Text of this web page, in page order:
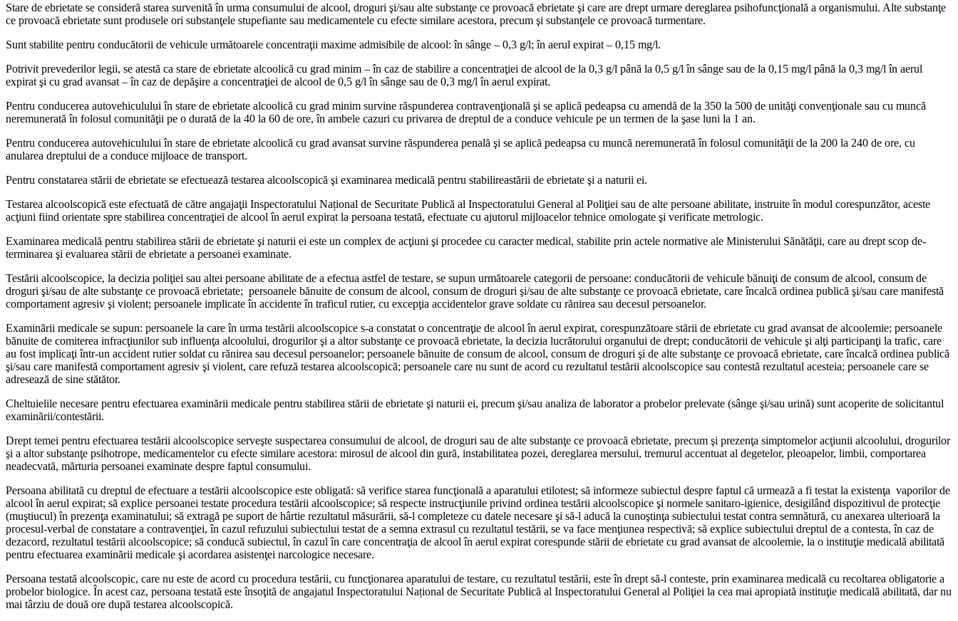
Stare de ebrietate se consi­deră starea survenită în urma consumului de alcool, droguri şi/sau alte substanţe ce pro­voacă ebrietate şi care are drept urmare dereglarea psihofuncţi­onală a organismului. Alte sub­stanţe
ce provoacă ebrietate sunt produsele ori substanţele stupefiante sau medicamente­le cu efecte similare acestora, precum şi substanţele ce pro­voacă turmentare.
Sunt stabilite pentru condu­cătorii de vehicule următoarele concentraţii maxime admisibile de alcool: în sânge – 0,3 g/l; în aerul expirat – 0,15 mg/l.
Potrivit prevederilor legii, se atestă ca stare de ebrietate alcoolică cu grad minim – în caz de stabilire a concentraţiei de alcool de la 0,3 g/l până la 0,5 g/l în sânge sau de la 0,15 mg/l până la 0,3 mg/l în aerul
expirat şi cu grad avan­sat – în caz de depăşire a con­centraţiei de alcool de 0,5 g/l în sânge sau de 0,3 mg/l în aerul expirat.
Pentru conducerea autove­hiculului în stare de ebrietate alcoolică cu grad minim survi­ne răspunderea contravenţio­nală şi se aplică pedeapsa cu amendă de la 350 la 500 de unităţi convenţionale sau cu muncă
neremunerată în folosul comunităţii pe o durată de la 40 la 60 de ore, în ambele ca­zuri cu privarea de dreptul de a conduce vehicule pe un termen de la şase luni la 1 an.
Pentru conducerea autove­hiculului în stare de ebrietate alcoolică cu grad avansat sur­vine răspunderea penală şi se aplică pedeapsa cu muncă ne­remunerată în folosul comuni­tăţii de la 200 la 240 de ore, cu
anularea dreptului de a condu­ce mijloace de transport.
Pentru constatarea stării de ebrietate se efectuează testa­rea alcoolscopică şi examina­rea medicală pentru stabilireastării de ebrietate şi a naturii ei.
Testarea alcoolscopică este efectuată de către angajaţii In­spectoratului Național de Secu­ritate Publică al Inspectoratului General al Poliţiei sau de alte persoane abilitate, instruite în modul corespunzător, aceste
acţiuni fiind orientate spre sta­bilirea concentraţiei de alco­ol în aerul expirat la persoana testată, efectuate cu ajutorul mijloacelor tehnice omologate şi verificate metrologic.
Examinarea medicală pentru stabilirea stării de ebrietate şi naturii ei este un complex de acţiuni şi procedee cu caracter medical, stabilite prin actele normative ale Ministerului Să­nătăţii, care au drept scop de­
terminarea şi evaluarea stării de ebrietate a persoanei examina­te.
Testării alcoolscopice, la de­cizia poliţiei sau altei persoane abilitate de a efectua astfel de testare, se supun următoarele categorii de persoane: condu­cătorii de vehicule bănuiţi de consum de alcool, consum de
droguri şi/sau de alte substanţe ce provoacă ebrietate; persoa­nele bănuite de consum de al­cool, consum de droguri şi/sau de alte substanţe ce provoacă ebrietate, care încalcă ordinea publică şi/sau care manifestă
comportament agresiv şi vio­lent; persoanele implicate în accidente în traficul rutier, cu excepţia accidentelor grave soldate cu rănirea sau decesul persoanelor.
Examinării medicale se su­pun: persoanele la care în urma testării alcoolscopice s-a constatat o concentraţie de alcool în aerul expirat, cores­punzătoare stării de ebrietate cu grad avansat de alcoolemie; persoanele
bănuite de comite­rea infracţiunilor sub influenţa alcoolului, drogurilor şi a altor substanţe ce provoacă ebrie­tate, la decizia lucrătorului or­ganului de drept; conducătorii de vehicule şi alţi participanţi la trafic, care
au fost implicaţi într-un accident rutier soldat cu rănirea sau decesul persoa­nelor; persoanele bănuite de consum de alcool, consum de droguri şi de alte substanţe ce provoacă ebrietate, care încalcă ordinea publică
şi/sau care ma­nifestă comportament agresiv şi violent, care refuză testarea alcoolscopică; persoanele care nu sunt de acord cu rezultatul testării alcoolscopice sau con­testă rezultatul acesteia; per­soanele care se
adresează de sine stătător.
Cheltuielile necesare pentru efectuarea examinării medicale pentru stabilirea stării de ebrie­tate şi naturii ei, precum şi/sau analiza de laborator a probelor prelevate (sânge şi/sau urină) sunt acoperite de solicitantul
examinării/contestării.
Drept temei pentru efectu­area testării alcoolscopice ser­veşte suspectarea consumului de alcool, de droguri sau de alte substanţe ce provoacă ebrietate, precum şi prezenţa simptomelor acţiunii alcoolului, drogurilor
şi a altor substanţe psihotrope, medicamentelor cu efecte similare acestora: mirosul de alcool din gură, in­stabilitatea pozei, dereglarea mersului, tremurul accentuat al degetelor, pleoapelor, lim­bii, comportarea
neadecvată, mărturia persoanei examinate despre faptul consumului.
Persoana abilitată cu drep­tul de efectuare a testării al­coolscopice este obligată: să verifice starea funcţională a aparatului etilotest; să infor­meze subiectul despre faptul că urmează a fi testat la exis­tenţa vaporilor de
alcool în aerul expirat; să explice per­soanei testate procedura tes­tării alcoolscopice; să respecte instrucţiunile privind ordinea testării alcoolscopice şi norme­le sanitaro-igienice, desigilând dispozitivul de protecţie
(muş­tiucul) în prezenţa examina­tului; să extragă pe suport de hârtie rezultatul măsurării, să-l completeze cu datele necesa­re şi să-l aducă la cunoştinţa subiectului testat contra sem­nătură, cu anexarea ulterioară la
procesul-verbal de consta­tare a contravenţiei, în cazul refuzului subiectului testat de a semna extrasul cu rezultatul testării, se va face menţiunea respectivă; să explice subiectu­lui dreptul de a contesta, în caz de
dezacord, rezultatul testării alcoolscopice; să conducă su­biectul, în cazul în care concen­traţia de alcool în aerul expirat corespunde stării de ebrietate cu grad avansat de alcoolemie, la o instituţie medicală abilita­tă
pentru efectuarea examinării medicale şi acordarea asisten­ţei narcologice necesare.
Persoana testată alcoolsco­pic, care nu este de acord cu procedura testării, cu funcţio­narea aparatului de testare, cu rezultatul testării, este în drept să-l conteste, prin examinarea medicală cu recoltarea obli­gatorie a
probelor biologice. În acest caz, persoana testată este însoţită de angajatul In­spectoratului Național de Se­curitate Publică al Inspectora­tului General al Poliţiei la cea mai apropiată instituţie medi­cală abilitată, dar nu
mai târziu de două ore după testarea al­coolscopică.